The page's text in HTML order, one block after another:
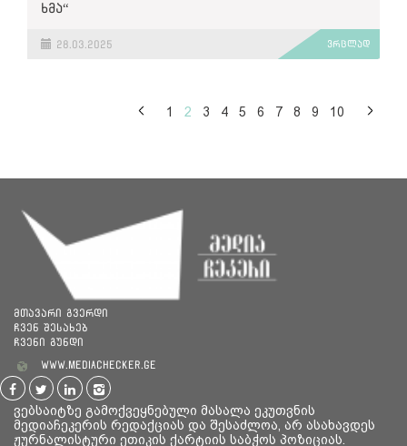
ხმა“
28.03.2025 ვრცლად
1 2 3 4 5 6 7 8 9 10
მთავარი გვერდი
ჩვენ შესახებ
ჩვენი გუნდი
www.mediachecker.ge
ვებსაიტზე გამოქვეყნებული მასალა ეკუთვნის
მედიაჩეკერის რედაქციას და შესაძლოა, არ ასახავდეს
ჟურნალისტური ეთიკის ქარტიის საბჭოს პოზიციას.